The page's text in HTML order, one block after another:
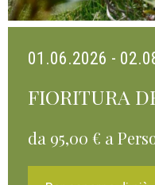
01.06.2026 -
FIORITURA
da 95,00 € a